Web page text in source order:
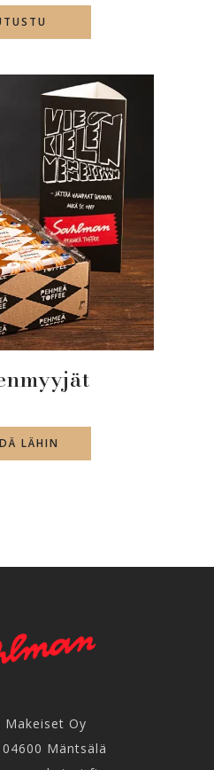
LÄHIN
Makeiset Oy
Mäntsälä